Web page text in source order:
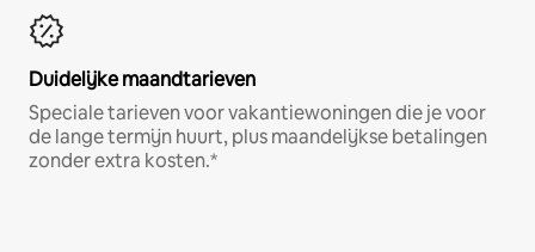
Duidelijke maandtarieven
Speciale tarieven voor vakantiewoningen die je voor
de lange termijn huurt, plus maandelijkse betalingen
zonder extra kosten.*